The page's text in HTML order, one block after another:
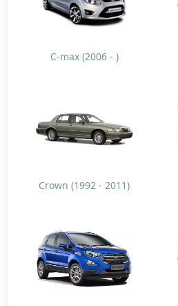
C-max (2006 - )
Crown (1992 - 2011)